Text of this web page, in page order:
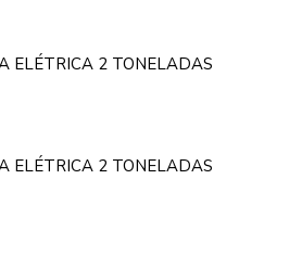
ELÉTRICA 2 TONELADAS
ELÉTRICA 2 TONELADAS